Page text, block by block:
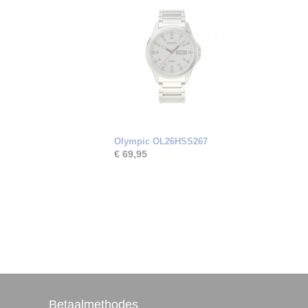
Olympic OL26HSS267
€ 69,95
Betaalmethodes